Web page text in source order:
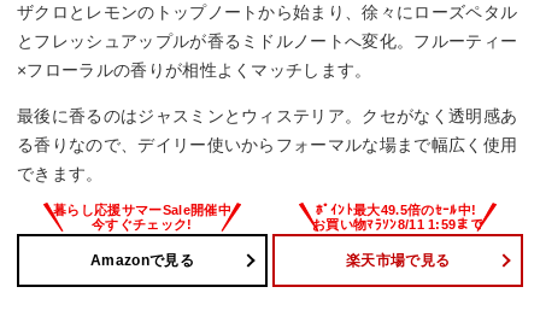
ザクロとレモンのトップノートから始まり、徐々にローズペタル
とフレッシュアップルが香るミドルノートへ変化。フルーティー
×フローラルの香りが相性よくマッチします。
最後に香るのはジャスミンとウィステリア。クセがなく透明感あ
る香りなので、デイリー使いからフォーマルな場まで幅広く使用
できます。
Amazonで見る 楽天市場で見る